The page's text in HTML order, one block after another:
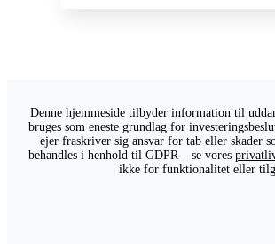
Denne hjemmeside tilbyder information til
bruges som eneste grundlag for
ejer fraskriver sig ansvar for tab eller skader
behandles i henhold til GDPR – se vores
ikke for funktionalitet eller